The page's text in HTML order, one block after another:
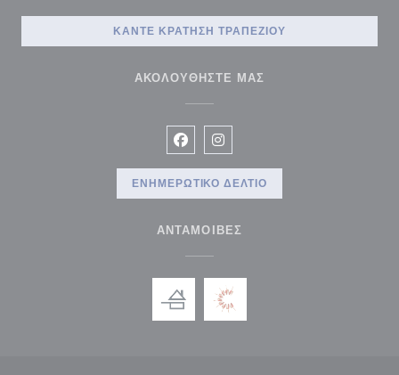
ΚΆΝΤΕ ΚΡΆΤΗΣΗ ΤΡΑΠΕΖΙΟΎ
ΑΚΟΛΟΥΘΉΣΤΕ ΜΑΣ
Facebook ((ανοίγει σε νέο
Instagram ((ανοίγει σε νέο
ΕΝΗΜΕΡΩΤΙΚΌ ΔΕΛΤΊΟ
ΑΝΤΑΜΟΙΒΈΣ